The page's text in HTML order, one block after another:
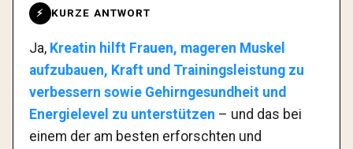
⚡ KURZE ANTWORT
Ja, Kreatin hilft Frauen, mageren Muskel
aufzubauen, Kraft und Trainingsleistung zu
verbessern sowie Gehirngesundheit und
Energielevel zu unterstützen – und das bei
einem der am besten erforschten und